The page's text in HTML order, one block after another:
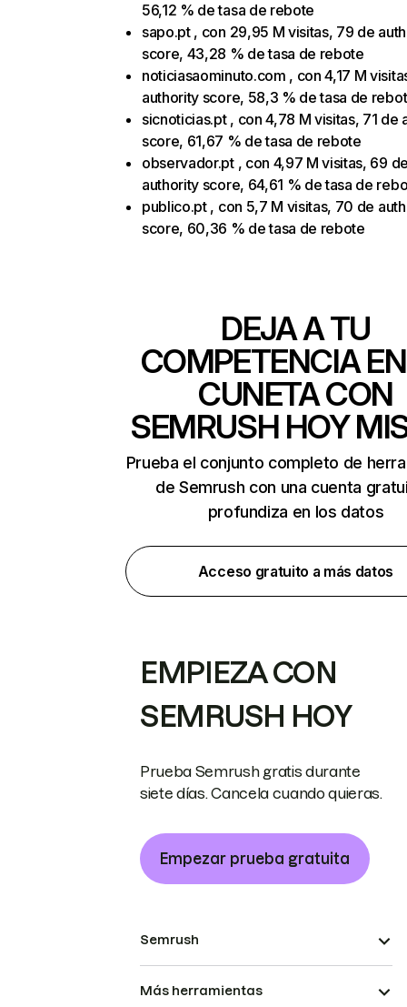
56,12 % de tasa de rebote
sapo.pt , con 29,95 M visitas, 79 de
score, 43,28 % de tasa de rebote
noticiasaominuto.com , con 4,17 M
authority score, 58,3 % de tasa de
sicnoticias.pt , con 4,78 M visitas, 71 de
score, 61,67 % de tasa de rebote
observador.pt , con 4,97 M visitas, 69
authority score, 64,61 % de tasa de
publico.pt , con 5,7 M visitas, 70 de
score, 60,36 % de tasa de rebote
DEJA A TU
COMPETENCIA
CUNETA CON
SEMRUSH HOY
Prueba el conjunto completo de
de Semrush con una cuenta
profundiza en los datos
Acceso gratuito a más datos
EMPIEZA CON
SEMRUSH HOY
Prueba Semrush gratis durante
siete días. Cancela cuando quieras.
Empezar prueba gratuita
Semrush
Más herramientas